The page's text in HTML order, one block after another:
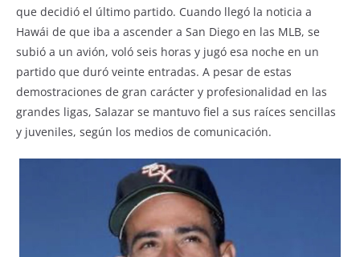
que decidió el último partido. Cuando llegó la noticia a
Hawái de que iba a ascender a San Diego en las MLB, se
subió a un avión, voló seis horas y jugó esa noche en un
partido que duró veinte entradas. A pesar de estas
demostraciones de gran carácter y profesionalidad en las
grandes ligas, Salazar se mantuvo fiel a sus raíces sencillas
y juveniles, según los medios de comunicación.